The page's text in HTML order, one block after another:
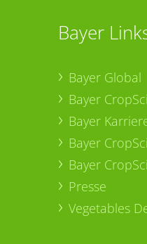
Bayer
Bayer Global
Bayer
Bayer
Bayer
Bayer
Presse
Vegetables